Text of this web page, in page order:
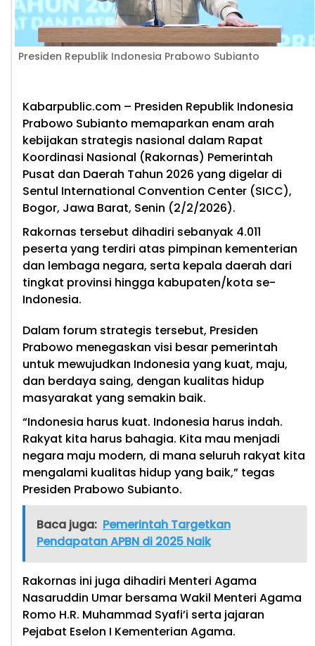
Presiden Republik Indonesia Prabowo Subianto
Kabarpublic.com – Presiden Republik Indonesia
Prabowo Subianto memaparkan enam arah
kebijakan strategis nasional dalam Rapat
Koordinasi Nasional (Rakornas) Pemerintah
Pusat dan Daerah Tahun 2026 yang digelar di
Sentul International Convention Center (SICC),
Bogor, Jawa Barat, Senin (2/2/2026).
Rakornas tersebut dihadiri sebanyak 4.011
peserta yang terdiri atas pimpinan kementerian
dan lembaga negara, serta kepala daerah dari
tingkat provinsi hingga kabupaten/kota se-
Indonesia.
Dalam forum strategis tersebut, Presiden
Prabowo menegaskan visi besar pemerintah
untuk mewujudkan Indonesia yang kuat, maju,
dan berdaya saing, dengan kualitas hidup
masyarakat yang semakin baik.
“Indonesia harus kuat. Indonesia harus indah.
Rakyat kita harus bahagia. Kita mau menjadi
negara maju modern, di mana seluruh rakyat kita
mengalami kualitas hidup yang baik,” tegas
Presiden Prabowo Subianto.
Baca juga: Pemerintah Targetkan
Pendapatan APBN di 2025 Naik
Rakornas ini juga dihadiri Menteri Agama
Nasaruddin Umar bersama Wakil Menteri Agama
Romo H.R. Muhammad Syafi’i serta jajaran
Pejabat Eselon I Kementerian Agama.